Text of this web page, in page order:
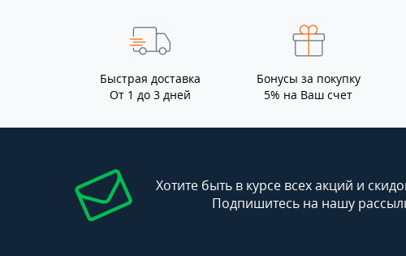
Быстрая доставка
От 1 до 3 дней
Бонусы за покупку
5% на Ваш счет
Хотите быть в курсе всех акций и
Подпишитесь на нашу